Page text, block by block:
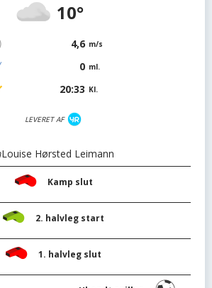
10°
4,6 m/s
0 ml.
20:33 Kl.
LEVERET AF
Louise Hørsted Leimann
Kamp slut
2. halvleg start
1. halvleg slut